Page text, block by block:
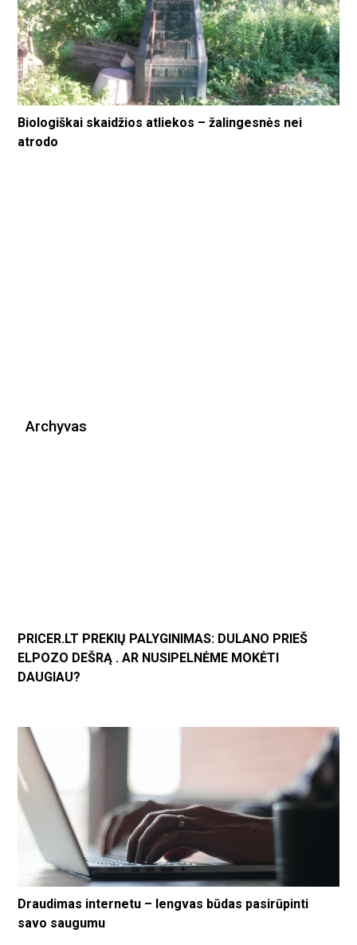
Biologiškai skaidžios atliekos – žalingesnės nei
atrodo
Archyvas
PRICER.LT PREKIŲ PALYGINIMAS: DULANO PRIEŠ
ELPOZO DEŠRĄ . AR NUSIPELNĖME MOKĖTI
DAUGIAU?
Draudimas internetu – lengvas būdas pasirūpinti
savo saugumu